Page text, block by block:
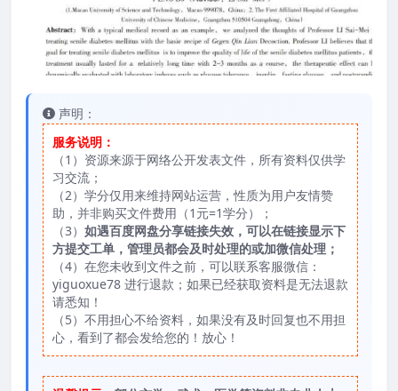
声明：
服务说明：
（1）资源来源于网络公开发表文件，所有资料仅供学
习交流；
（2）学分仅用来维持网站运营，性质为用户友情赞
助，并非购买文件费用（1元=1学分）；
（3） 如遇百度网盘分享链接失效，可以在链接显示下
方提交工单，管理员都会及时处理的或加微信处理；
（4）在您未收到文件之前，可以联系客服微信：
yiguoxue78 进行退款；如果已经获取资料是无法退款
请悉知！
（5）不用担心不给资料，如果没有及时回复也不用担
心，看到了都会发给您的！放心！